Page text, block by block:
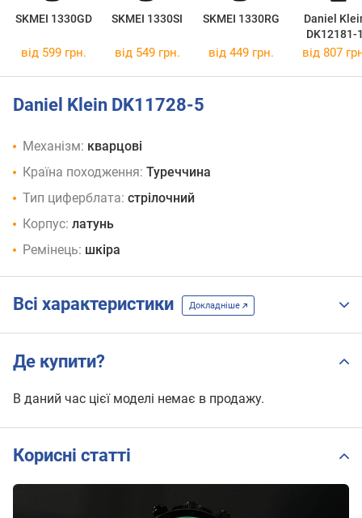
SKMEI 1330GD SKMEI 1330SI SKMEI 1330RG
Daniel
DK12181-
від 599 грн. від 549 грн. від 449 грн. від 807
Daniel Klein DK11728-5
Механізм: кварцові
Країна походження: Туреччина
Тип циферблата: стрілочний
Корпус: латунь
Ремінець: шкіра
Всі характеристики Докладніше
Де купити?
В даний час цієї моделі немає в продажу.
Корисні статті